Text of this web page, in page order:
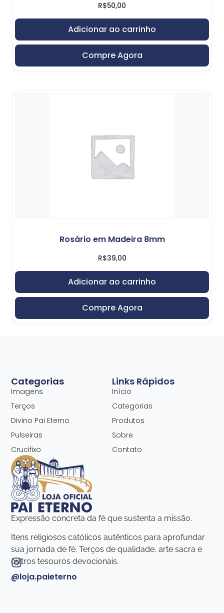
R$50,00
Adicionar ao carrinho
Compre Agora
Rosário em Madeira 8mm
R$39,00
Adicionar ao carrinho
Compre Agora
Expressão concreta da fé que sustenta a missão.
Itens religiosos católicos autênticos para aprofundar
sua jornada de fé. Terços de qualidade, arte sacra e
outros tesouros devocionais.
@loja.paieterno
Links Rápidos
Início
Categorias
Produtos
Sobre
Contato
Categorias
Imagens
Terços
Divino Pai Eterno
Pulseiras
Crucifixo